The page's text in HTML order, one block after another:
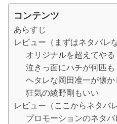
コンテンツ
あらすじ
レビュー（まずはネタバレ
オリジナルを超えてやる
泣きっ面にハチが何匹も
ヘタレな岡田准一が懐か
狂気の綾野剛もいい
レビュー（ここからネタバレ
プロモーションのネタバ